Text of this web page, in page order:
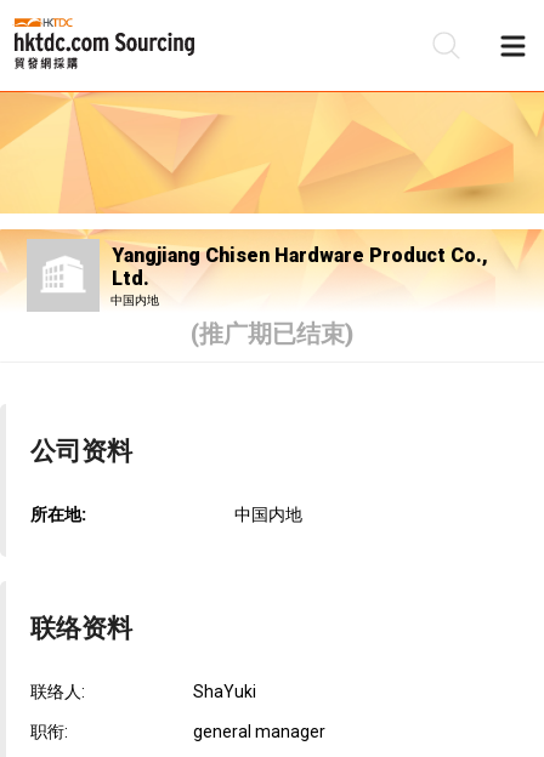
Yangjiang Chisen Hardware Product Co.,
Ltd.
中国内地
(推广期已结束)
公司资料
所在地: 中国内地
联络资料
联络人: ShaYuki
职衔: general manager